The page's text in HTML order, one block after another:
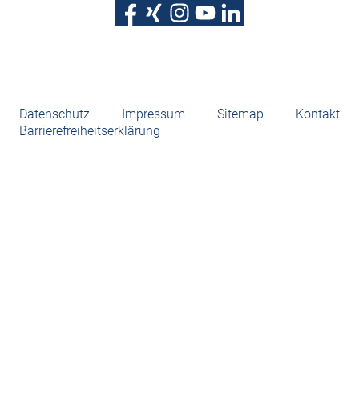
Datenschutz Impressum Sitemap
Kontakt
Barrierefreiheitserklärung